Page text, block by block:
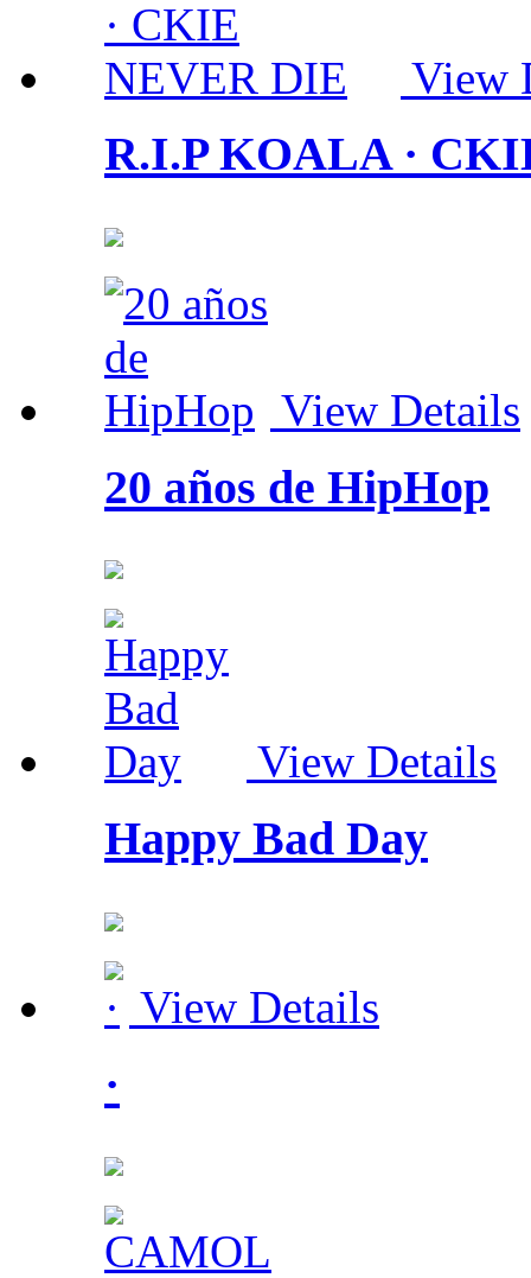
View
R.I.P KOALA ·
View Details
20 años de HipHop
View Details
Happy Bad Day
View Details
·